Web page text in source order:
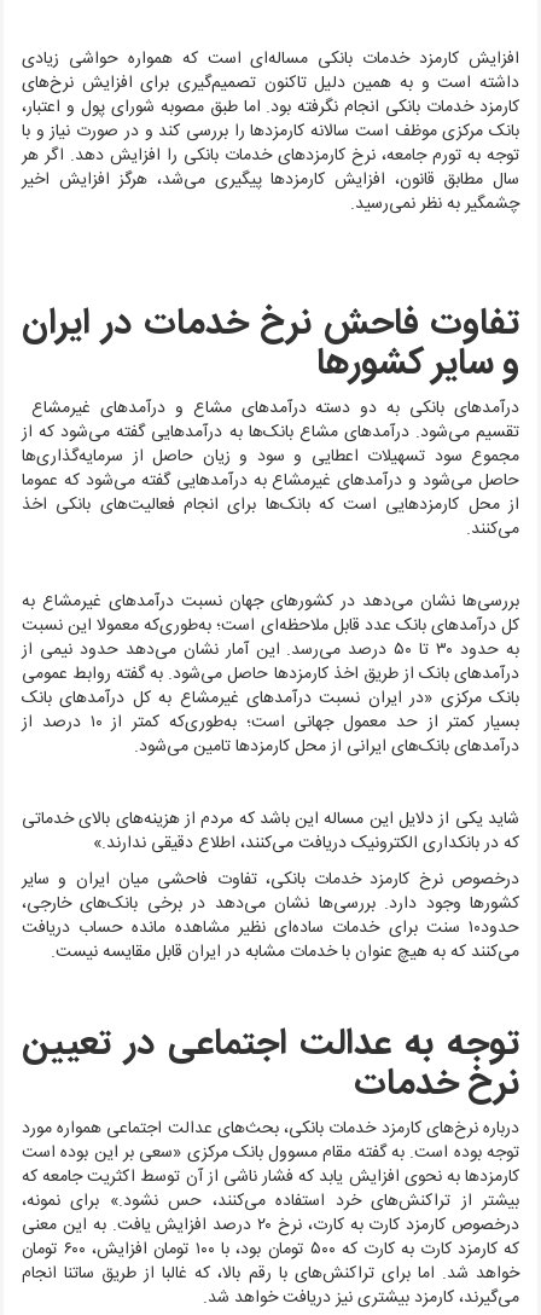
افزایش کارمزد خدمات بانکی مساله‌ای است که همواره حواشی زیادی
داشته است و به همین دلیل تاکنون تصمیم‌گیری برای افزایش نرخ‌های
کارمزد خدمات بانکی انجام نگرفته بود. اما طبق مصوبه شورای پول و اعتبار،
بانک مرکزی موظف است سالانه کارمزدها را بررسی کند و در صورت نیاز و با
توجه به تورم جامعه، نرخ کارمزد‌های خدمات بانکی را افزایش دهد. اگر هر
سال مطابق قانون، افزایش کارمزدها پیگیری می‌شد، هرگز افزایش اخیر
چشمگیر به نظر نمی‌رسید.
تفاوت فاحش نرخ خدمات در ایران
و سایر کشورها
درآمدهای بانکی به دو دسته درآمدهای مشاع و درآمدهای غیرمشاع ‌
تقسیم‌ می‌شود. درآمدهای مشاع بانک‌ها به درآمدهایی گفته می‌شود که از
مجموع سود تسهیلات اعطایی و سود و زیان حاصل از سرمایه‌گذاری‌ها
حاصل می‌شود و درآمدهای غیرمشاع به درآمدهایی گفته می‌شود که عموما
از محل کارمزدهایی است که بانک‌ها برای انجام فعالیت‌های بانکی اخذ
می‌کنند.
بررسی‌ها نشان می‌دهد در کشورهای جهان نسبت درآمدهای غیرمشاع به
کل درآمدهای بانک عدد قابل ملاحظه‌ای است؛ به‌طوری‌که معمولا این نسبت
به حدود ۳۰ تا ۵۰ درصد می‌رسد. این آمار نشان می‌دهد حدود نیمی از
درآمدهای بانک از طریق اخذ کارمزدها حاصل می‌شود. به گفته روابط عمومی
بانک مرکزی «در ایران نسبت درآمدهای غیرمشاع به کل درآمدهای بانک
بسیار کمتر از حد معمول جهانی است؛ به‌طوری‌که کمتر از ۱۰ درصد از
درآمدهای بانک‌های ایرانی از محل کارمزد‌ها تامین می‌شود.
شاید یکی از دلایل این مساله این باشد که مردم از هزینه‌های بالای خدماتی
که در بانکداری الکترونیک دریافت می‌کنند، اطلاع دقیقی ندارند.»
درخصوص نرخ کارمزد خدمات بانکی، تفاوت فاحشی میان ایران و سایر
کشورها وجود دارد. بررسی‌ها نشان می‌دهد در برخی بانک‌های خارجی،
حدود۱۰ سنت برای خدمات ساده‌ای نظیر مشاهده مانده حساب دریافت
می‌کنند که به هیچ عنوان با خدمات مشابه در ایران قابل مقایسه نیست.
توجه به عدالت اجتماعی در تعیین
نرخ خدمات
درباره نرخ‌های کارمزد خدمات بانکی، بحث‌های عدالت اجتماعی همواره مورد
توجه بوده است. به گفته مقام مسوول بانک مرکزی «سعی بر این بوده است
کارمزد‌ها به نحوی افزایش یابد که فشار ناشی از آن توسط اکثریت جامعه که
بیشتر از تراکنش‌های خرد استفاده می‌کنند، حس نشود.» برای نمونه،
درخصوص کارمزد کارت به کارت، نرخ ۲۰ درصد افزایش یافت. به این معنی
که کارمزد کارت به کارت که ۵۰۰ تومان بود، با ۱۰۰ تومان افزایش، ۶۰۰ تومان
خواهد شد. اما برای تراکنش‌های با رقم بالا، که غالبا از طریق ساتنا انجام
می‌گیرند، کارمزد بیشتری نیز دریافت خواهد شد.